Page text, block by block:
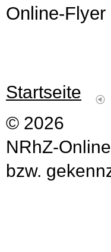
Online-
Startseite
© 2026
NRhZ-
bzw.